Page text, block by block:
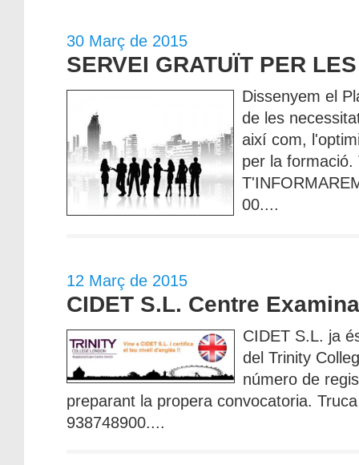
30 Març de 2015
SERVEI GRATUÏT PER
Dissenyem el
de les
així com,
per la formació.
00....
12 Març de 2015
CIDET S.L. Centre
CIDET S.L. ja
del Trinity
número de
preparant la propera convocatoria.
938748900....